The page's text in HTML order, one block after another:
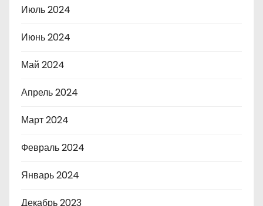
Июль 2024
Июнь 2024
Май 2024
Апрель 2024
Март 2024
Февраль 2024
Январь 2024
Декабрь 2023